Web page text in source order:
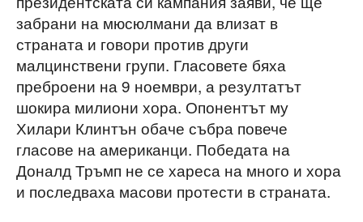
забрани на мюсюлмани да влизат в
страната и говори против други
малцинствени групи. Гласовете бяха
преброени на 9 ноември, а резултатът
шокира милиони хора. Опонентът му
Хилари Клинтън обаче събра повече
гласове на американци. Победата на
Доналд Тръмп не се хареса на много и хора
и последваха масови протести в страната.